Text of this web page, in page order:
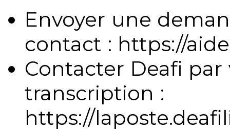
Envoyer une
contact : https://
Contacter Deafi
transcription :
https://